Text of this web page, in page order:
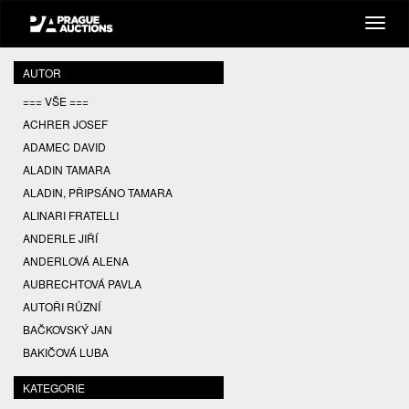
AUTOR
=== VŠE ===
ACHRER JOSEF
ADAMEC DAVID
ALADIN TAMARA
ALADIN, PŘIPSÁNO TAMARA
ALINARI FRATELLI
ANDERLE JIŘÍ
ANDERLOVÁ ALENA
AUBRECHTOVÁ PAVLA
AUTOŘI RŮZNÍ
BAČKOVSKÝ JAN
BAKIČOVÁ LUBA
BALCAR JIŘÍ
BALCAR KAREL
KATEGORIE